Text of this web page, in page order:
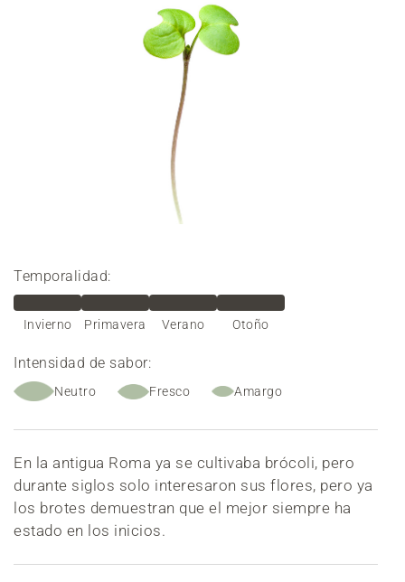
Temporalidad:
Invierno Primavera Verano Otoño
Intensidad de sabor:
Neutro Fresco Amargo
En la antigua Roma ya se cultivaba brócoli, pero
durante siglos solo interesaron sus flores, pero ya
los brotes demuestran que el mejor siempre ha
estado en los inicios.